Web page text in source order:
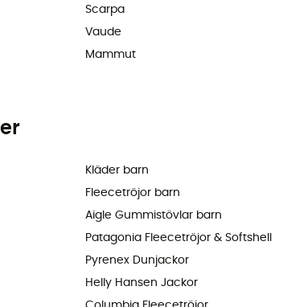
Scarpa
Vaude
Mammut
Kläder barn
Fleecetröjor barn
Aigle Gummistövlar barn
Patagonia Fleecetröjor & Softshell
Pyrenex Dunjackor
Helly Hansen Jackor